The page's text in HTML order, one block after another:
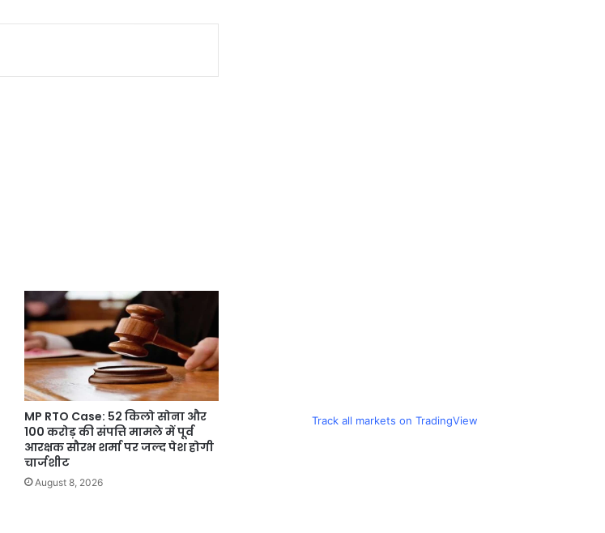
MP RTO Case: 52 किलो सोना और
100 करोड़ की संपत्ति मामले में पूर्व
आरक्षक सौरभ शर्मा पर जल्द पेश होगी
चार्जशीट
August 8, 2026
Track all markets on TradingView